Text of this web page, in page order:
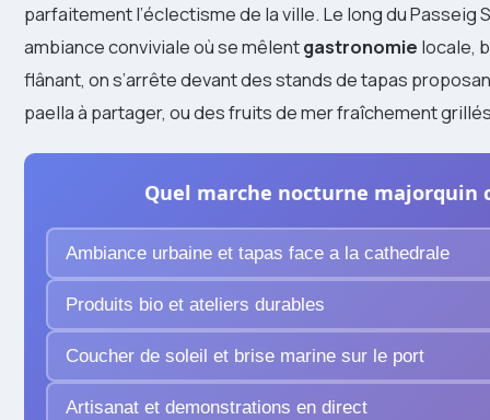
parfaitement l’éclectisme de la ville. Le long du Passeig
ambiance conviviale où se mêlentgastronomie locale,
flânant, on s’arrête devant des stands de tapas
paella à partager, ou des fruits de mer fraîchement
Quel marche nocturne majorquin
Ambiance urbaine et tapas face a la cathedrale
Produits bio et ateliers durables
Coucher de soleil et brise marine sur le port
Artisanat et demonstrations en direct